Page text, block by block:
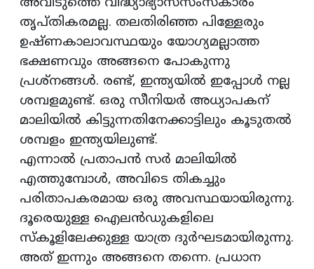
അവിടുത്തെ വിദ്ധ്യാഭ്യാസസംസ്കാരം
തൃപ്തികരമല്ല. തലതിരിഞ്ഞ പിള്ളേരും
ഉഷ്ണകാലാവസ്ഥയും യോഗ്യമല്ലാത്ത
ഭക്ഷണവും അങ്ങനെ പോകുന്നു
പ്രശ്നങ്ങള്‍. രണ്ട്, ഇന്ത്യയിൽ ഇപ്പോൾ നല്ല
ശമ്പളമുണ്ട്. ഒരു സീനിയർ അധ്യാപകന്
മാലിയിൽ കിട്ടുന്നതിനേക്കാട്ടിലും കൂടുതൽ
ശമ്പളം ഇന്ത്യയിലുണ്ട്.
എന്നാൽ പ്രതാപന്‍ സര്‍ മാലിയിൽ
എത്തുമ്പോൾ, അവിടെ തികച്ചും
പരിതാപകരമായ ഒരു അവസ്ഥയായിരുന്നു.
ദൂരെയുള്ള ഐലൻഡുകളിലെ
സ്കൂളിലേക്കുള്ള യാത്ര ദുര്‍ഘടമായിരുന്നു.
അത് ഇന്നും അങ്ങനെ തന്നെ. പ്രധാന